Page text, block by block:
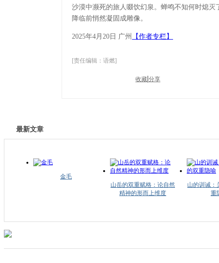
沙漠中濒死的旅人啜饮幻泉。蝉鸣不知何时熄
降临前悄然凝固成雕像。
2025年4月20日 广州 【作者专栏】
[责任编辑：语燃]
收藏|分享
最新文章
金毛
山岳的双重赋格：论自然
精神的形而上维度
山的训诫：
重